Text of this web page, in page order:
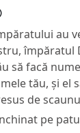
au
împăratul
să facă
tău, și el
de
pe